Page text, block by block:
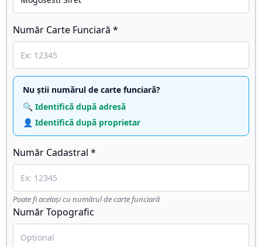
Număr Carte Funciară *
Nu știi numărul de carte funciară?
🔍 Identifică după adresă
👤 Identifică după proprietar
Număr Cadastral *
Poate fi același cu numărul de carte funciară
Număr Topografic